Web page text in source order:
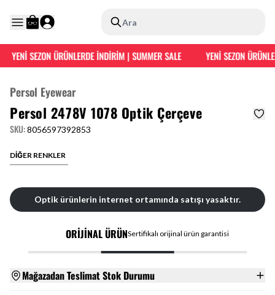
Ara
YENİ SEZON ÜRÜNLERDE İNDİRİM | SUMMER SALE YENİ SEZON
Persol Eyewear
Persol 2478V 1078 Optik Çerçeve
SKU:8056597392853
DİĞER RENKLER
Optik ürünlerin internet ortamında satışı yasaktır.
ORİJİNAL ÜRÜNSertifikalı orijinal ürün garantisi
Mağazadan Teslimat Stok Durumu